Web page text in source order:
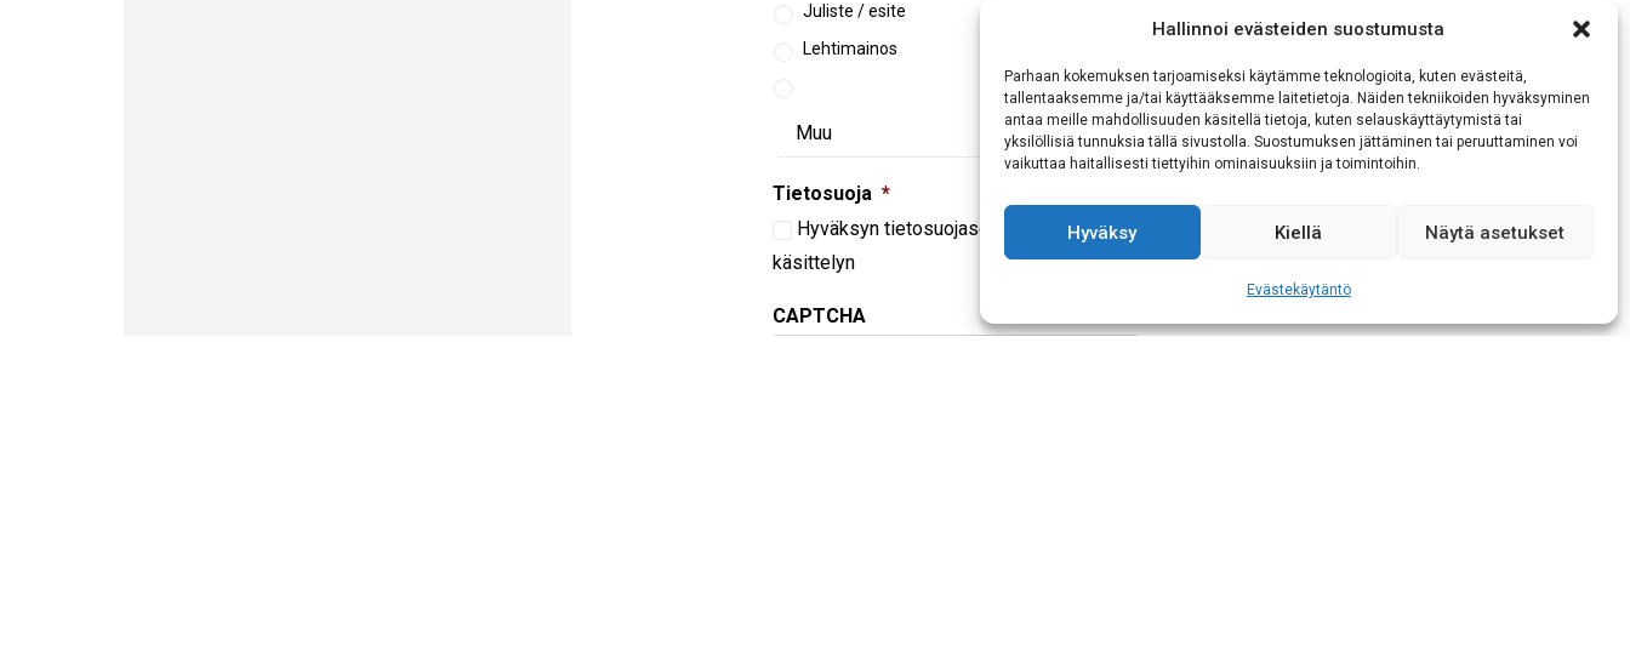
Hallinnoi evästeiden suostumusta
Parhaan kokemuksen tarjoamiseksi käytämme teknologioita, kuten evästeitä,
tallentaaksemme ja/tai käyttääksemme laitetietoja. Näiden tekniikoiden hyväksyminen
antaa meille mahdollisuuden käsitellä tietoja, kuten selauskäyttäytymistä tai
yksilöllisiä tunnuksia tällä sivustolla. Suostumuksen jättäminen tai peruuttaminen voi
vaikuttaa haitallisesti tiettyihin ominaisuuksiin ja toimintoihin.
Hyväksy Kiellä Näytä asetukset
Evästekäytäntö
Juliste / esite
Lehtimainos
Tietosuoja *
Hyväksyn tietosuojaselosteen
mukaisen tietojeni
käsittelyn
CAPTCHA